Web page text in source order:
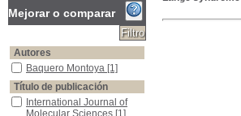
Mejorar o comparar
Autores
Baquero Montoya
Baquero Montoya [1]
Título de publicación
International Journal of Molecular Sciences
International Journal of
Molecular Sciences [1]